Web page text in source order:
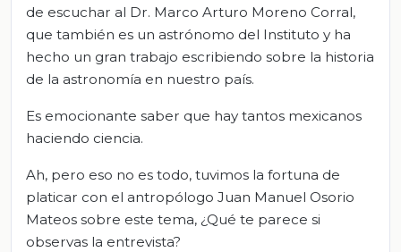
de escuchar al Dr. Marco Arturo Moreno Corral,
que también es un astrónomo del Instituto y ha
hecho un gran trabajo escribiendo sobre la historia
de la astronomía en nuestro país.
Es emocionante saber que hay tantos mexicanos
haciendo ciencia.
Ah, pero eso no es todo, tuvimos la fortuna de
platicar con el antropólogo Juan Manuel Osorio
Mateos sobre este tema, ¿Qué te parece si
observas la entrevista?